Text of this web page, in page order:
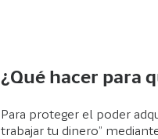
¿Qué hacer para
Para proteger el poder
trabajar tu dinero”